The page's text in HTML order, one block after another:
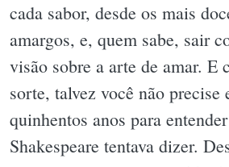
cada sabor, desde os mais
amargos, e, quem sabe, sair
visão sobre a arte de amar. E
sorte, talvez você não precise
quinhentos anos para
Shakespeare tentava dizer.